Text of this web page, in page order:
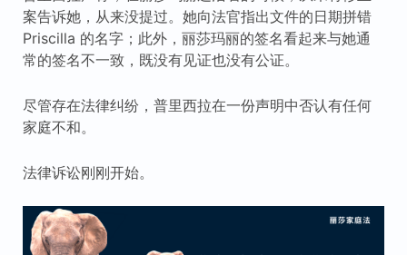
案告诉她，从来没提过。她向法官指出文件的日期拼错
Priscilla 的名字；此外，丽莎玛丽的签名看起来与她通
常的签名不一致，既没有见证也没有公证。
尽管存在法律纠纷，普里西拉在一份声明中否认有任何
家庭不和。
法律诉讼刚刚开始。